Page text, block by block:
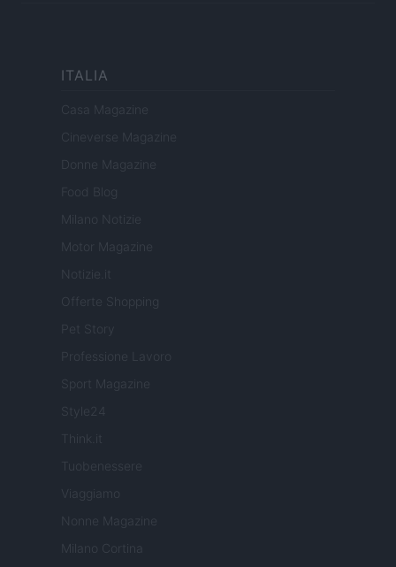
ITALIA
Casa Magazine
Cineverse Magazine
Donne Magazine
Food Blog
Milano Notizie
Motor Magazine
Notizie.it
Offerte Shopping
Professione Lavoro
Sport Magazine
Style24
Think.it
Tuobenessere
Viaggiamo
Nonne Magazine
Milano Cortina